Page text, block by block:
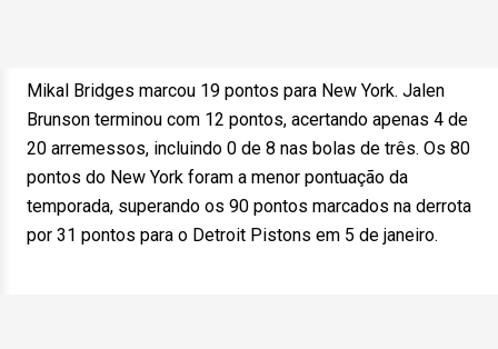
Mikal Bridges marcou 19 pontos para New York. Jalen
Brunson terminou com 12 pontos, acertando apenas 4 de
20 arremessos, incluindo 0 de 8 nas bolas de três. Os 80
pontos do New York foram a menor pontuação da
temporada, superando os 90 pontos marcados na derrota
por 31 pontos para o Detroit Pistons em 5 de janeiro.